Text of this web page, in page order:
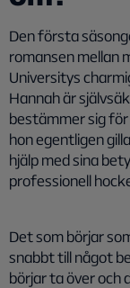
Den första
romansen mellan
Universitys
Hannah är
bestämmer sig
hon egentligen
hjälp med sina
professionell
Det som börjar
snabbt till något
börjar ta över och